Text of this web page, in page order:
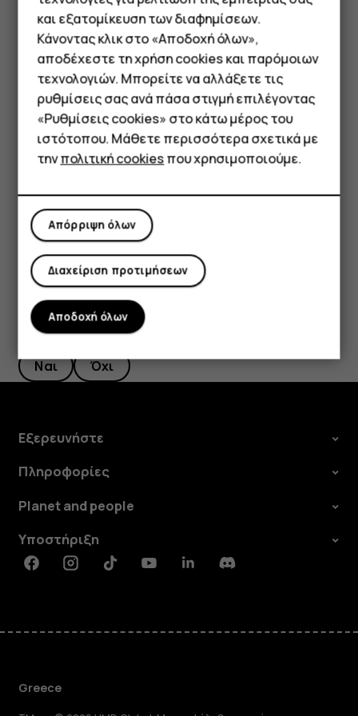
Smartphone
Τηλέφωνα απλής χρήσης
Tablet
πατήστεΚλήση έκτακτης ανάγκης.
Εάν το τηλέφωνό σας σάς ζητήσει κωδικό PIN,
πατήστεΚλήση έκτακτης ανάγκης.
Να απενεργοποιήσετε τους περιορισμούς κλήσεων
στο τηλέφωνό σας, όπως τη φραγή κλήσεων, τις
επιτρεπτές κλήσεις ή την κλειστή ομάδα χρηστών.
Εάν το δίκτυο κινητής τηλεφωνίας δεν είναι
διαθέσιμο, μπορείτε επίσης να δοκιμάσετε να
Το βρήκατε χρήσιμο;
Ναι Όχι
Εξερευνήστε
Πληροφορίες
Planet and people
Υποστήριξη
FacebookInstagramTiktokYoutubeLinkedinDiscord
Greece
και εξατομίκευση των διαφημίσεων.
Κάνοντας κλικ στο «Αποδοχή όλων»,
αποδέχεστε τη χρήση cookies και παρόμοιων
τεχνολογιών. Μπορείτε να αλλάξετε τις
ρυθμίσεις σας ανά πάσα στιγμή επιλέγοντας
«Ρυθμίσεις cookies» στο κάτω μέρος του
ιστότοπου. Μάθετε περισσότερα σχετικά με
τηνπολιτική cookiesπου χρησιμοποιούμε.
Απόρριψη όλων
Διαχείριση προτιμήσεων
Αποδοχή όλων